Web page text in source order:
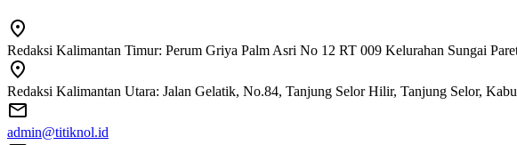
Redaksi Kalimantan Timur: Perum Griya Palm Asri No 12 RT 009 Kelurahan Sungai
Redaksi Kalimantan Utara: Jalan Gelatik, No.84, Tanjung Selor Hilir, Tanjung Selor,
admin@titiknol.id